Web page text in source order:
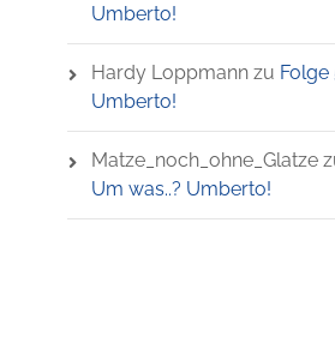
Umberto!
Hardy Loppmannzu Folge
Umberto!
Matze_noch_ohne_Glatze
Um was..? Umberto!